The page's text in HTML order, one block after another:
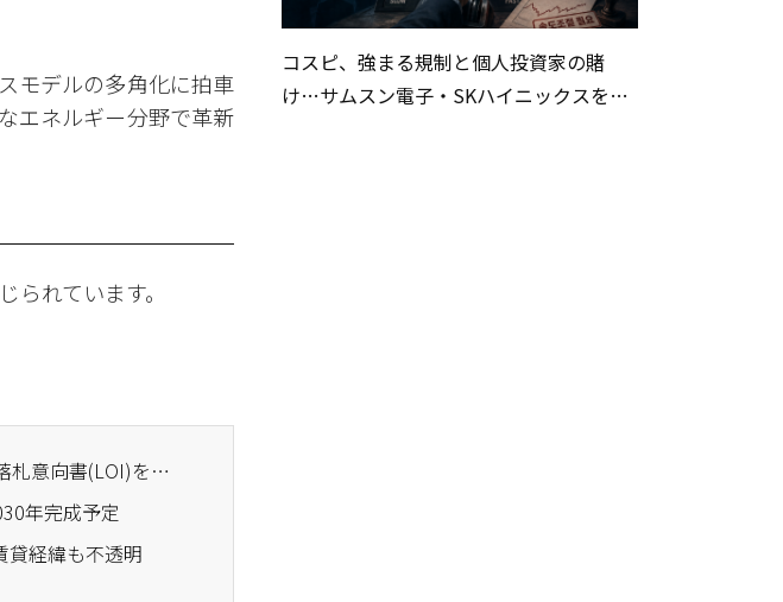
モデルの多角化に拍車
エネルギー分野で革新
れています。
· 大宇建設、モザンビークの超大型『ロブマLNG 1段階』落札意向書(LOI)を受領
年完成予定
経緯も不透明
コスピ、強まる規制と個人投資家の賭
け…サムスン電子・SKハイニックスを巡